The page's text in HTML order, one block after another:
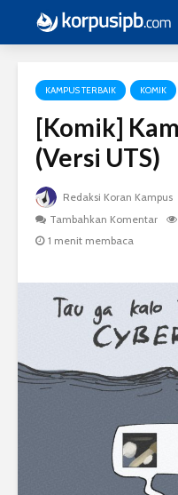
KAMPUS TERBAIK KOMIK
[Komik]
(Versi UTS)
Redaksi Koran Kampus
Tambahkan Komentar
1 menit membaca